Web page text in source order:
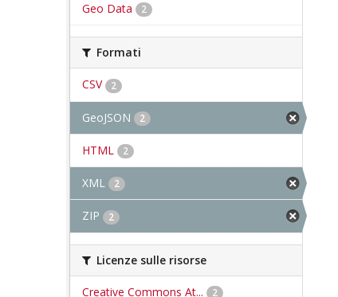
Geo Data 2
Formati
CSV 2
GeoJSON 2
HTML 2
XML 2
ZIP 2
Licenze sulle risorse
Creative Commons At... 2